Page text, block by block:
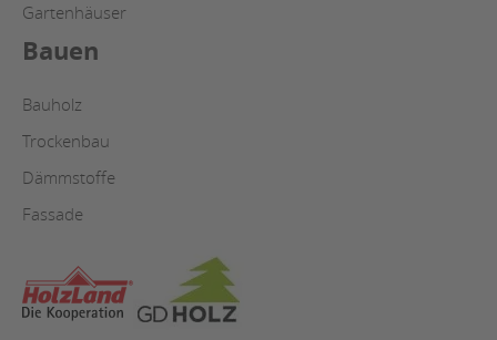
Gartenhäuser
Bauen
Bauholz
Trockenbau
Dämmstoffe
Fassade